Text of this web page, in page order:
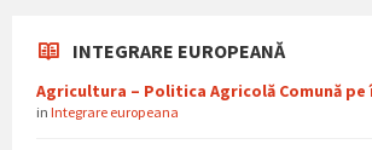
INTEGRARE EUROPEANĂ
Agricultura – Politica Agricolă Comună
in Integrare europeana